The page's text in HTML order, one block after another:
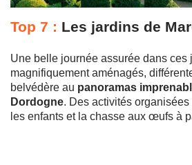
Top 7 : Les jardins de
Une belle journée assurée dans ces
magnifiquement aménagés,
belvédère au panoramas
Dordogne. Des activités
les enfants et la chasse aux œufs à